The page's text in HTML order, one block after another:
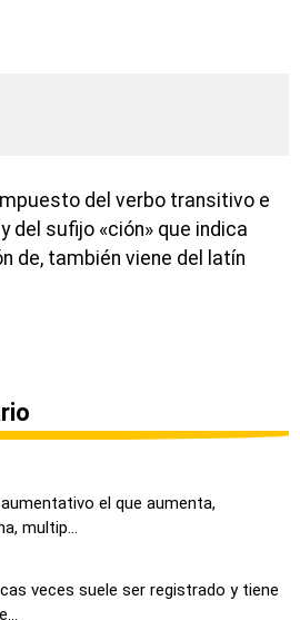
del verbo transitivo e
del sufijo «ción» que indica
de, también viene del latín
el que aumenta,
multip...
veces suele ser registrado y tiene